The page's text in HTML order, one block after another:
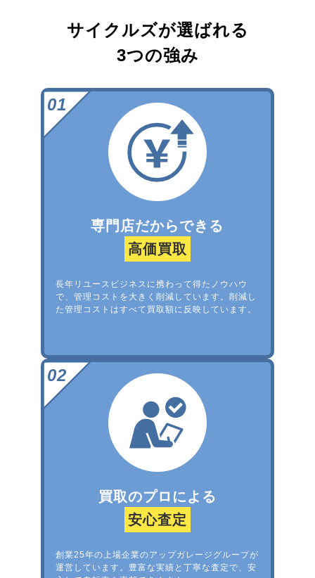
サイクルズが選ばれる
3つの強み
専門店だからできる
高価買取
長年リユースビジネスに携わって得たノウハウ
で、管理コストを大きく削減しています。削減し
た管理コストはすべて買取額に反映しています。
買取のプロによる
安心査定
創業25年の上場企業のアップガレージグループが
運営しています。豊富な実績と丁寧な査定で、安